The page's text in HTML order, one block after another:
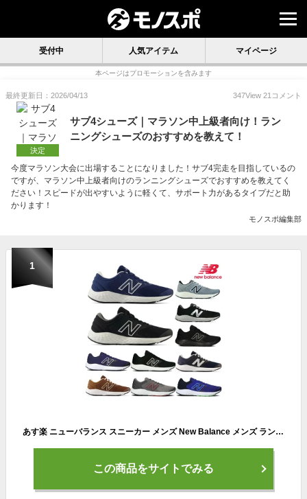
受付中 人気アイテム マイページ
本ページはプロモーションを含みます
最終更新日：2026/04/13 347View 21 コメント
決定
サブ4シューズ｜マラソン中上級者向け！ラン
ニングシューズのおすすめを教えて！
今度マラソン大会に出場することになりました！サブ4完走を目指しているの
ですが、マラソン中上級者向けのランニングシューズでおすすめを教えてく
ださい！スピードが出やすいように軽くて、サポート力があるタイプだと助
かります！
モノスポ編集部
1
あす楽 ニューバランス スニーカー メンズ New Balance メンズ ランニング シューズ メンズ靴 運動靴 軽量 幅広 4E ジョギング マラソン スニーカー ME420 おしゃれ 送料無料 父の日 スニーカー 幅広 ギフト プレゼント 軽量 スニーカー メンズ
この商品をサイトでみる